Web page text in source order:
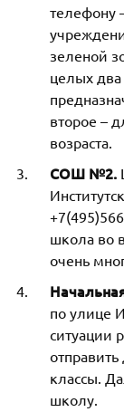
телефону
зеленой
целых
второе –
возраста.
СОШ №2.
школа во
очень
по улице
ситуации
классы.
школу.